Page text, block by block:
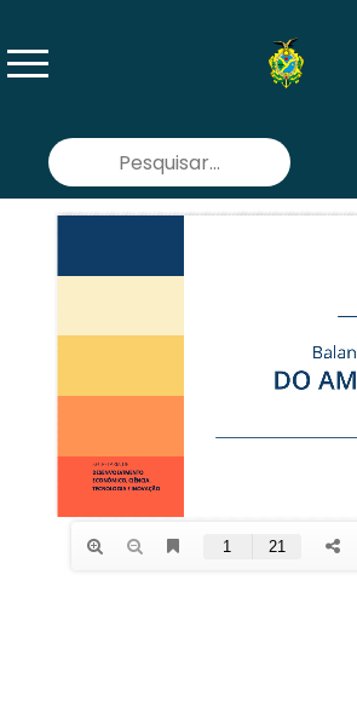
menu
Pesquisar
por: